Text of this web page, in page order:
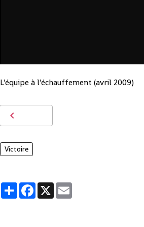
L'équipe à l'échauffement (avril 2009)
Victoire
PartagerFacebook
X